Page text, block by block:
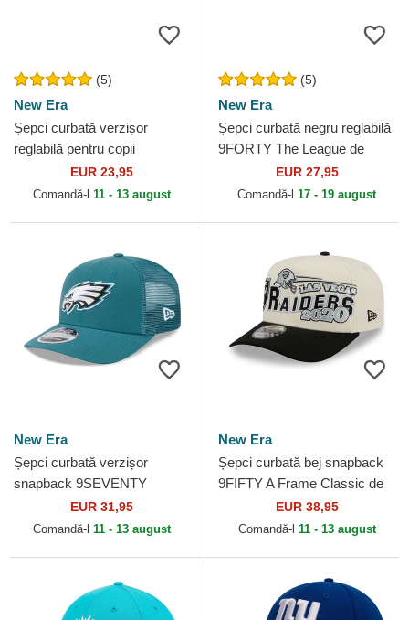
(5)
New Era
Șepci curbată verzișor
reglabilă pentru copii
9FORTY The League de
Green Bay Packers NFL de
EUR 23,95
Comandă-l 11 - 13 august
(5)
New Era
Șepci curbată negru reglabilă
9FORTY The League de
Jacksonville Jaguars NFL de
New Era
EUR 27,95
Comandă-l 17 - 19 august
New Era
Șepci curbată verzișor
snapback 9SEVENTY
Stretch Snap Evergreen de
Philadelphia Eagles NFL de
EUR 31,95
Comandă-l 11 - 13 august
New Era
Șepci curbată bej snapback
9FIFTY A Frame Classic de
Las Vegas Raiders NFL de
New Era
EUR 38,95
Comandă-l 11 - 13 august